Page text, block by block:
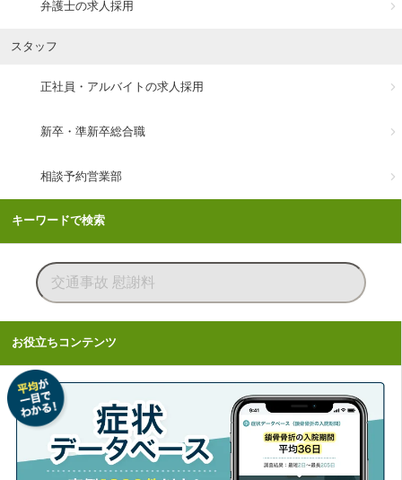
弁護士の求人採用
スタッフ
正社員・アルバイトの求人採用
新卒・準新卒総合職
相談予約営業部
キーワードで検索
お役立ちコンテンツ